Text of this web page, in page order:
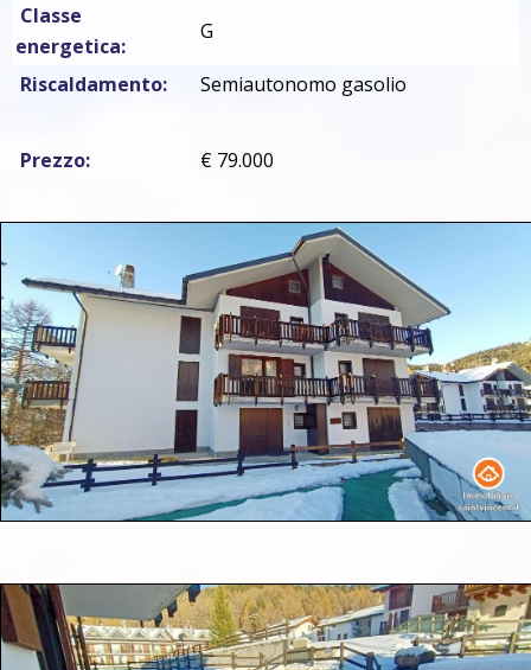
Classe
energetica:
G
Riscaldamento: Semiautonomo gasolio
Prezzo: € 79.000